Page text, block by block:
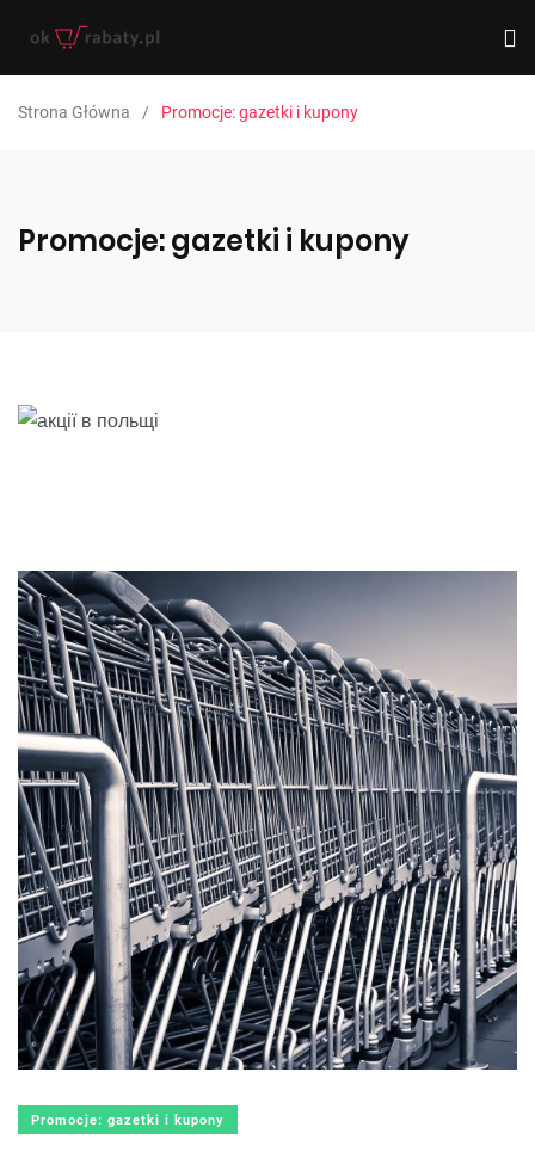
Strona Główna Promocje: gazetki i kupony
Promocje: gazetki i kupony
Promocje: gazetki i kupony